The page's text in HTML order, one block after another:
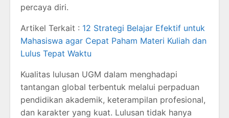
percaya diri.
Artikel Terkait : 12 Strategi Belajar Efektif untuk
Mahasiswa agar Cepat Paham Materi Kuliah dan
Lulus Tepat Waktu
Kualitas lulusan UGM dalam menghadapi
tantangan global terbentuk melalui perpaduan
pendidikan akademik, keterampilan profesional,
dan karakter yang kuat. Lulusan tidak hanya